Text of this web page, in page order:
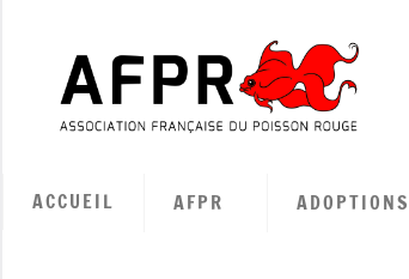
contenu
ACCUEIL AFPR ADOPTIONS